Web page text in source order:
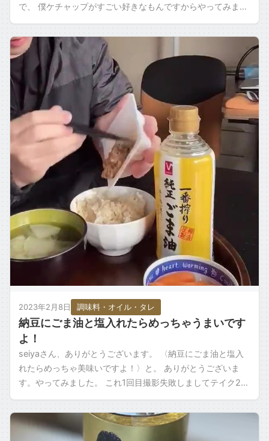
で、 僕ケチャップがすごい好きなもんですからやってみまし
2023年2月8日 調味料・オイル・タレ
納豆にごま油と塩入れたらめっちゃうまいです
よ！
seiyaさん、ありがとうございます。 〈納豆にごま油と塩入
れたらめっちゃ美味いですよ！〉と。 ありがとうございま
す。やってみました。 これ1回目撮影失敗しましてテイク2な